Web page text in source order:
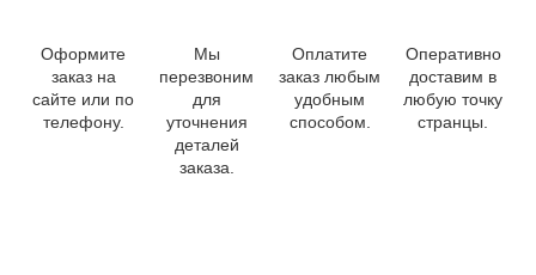
Оформите
заказ на
сайте или по
телефону.
Мы
перезвоним
для
уточнения
деталей
заказа.
Оплатите
заказ любым
удобным
способом.
Оперативно
доставим в
любую точку
странцы.